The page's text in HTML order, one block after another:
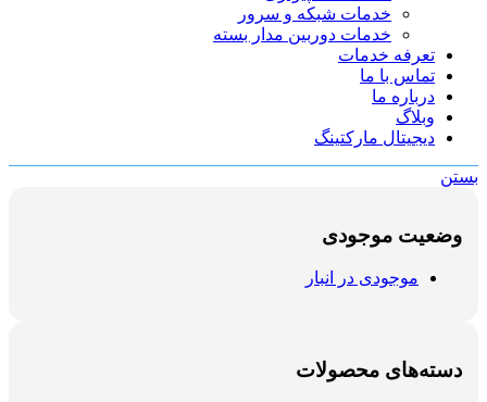
خدمات شبکه و سرور
خدمات دوربین مدار بسته
تعرفه خدمات
تماس با ما
درباره ما
وبلاگ
دیجیتال مارکتینگ
بستن
وضعیت موجودی
موجودی در انبار
دسته‌های محصولات